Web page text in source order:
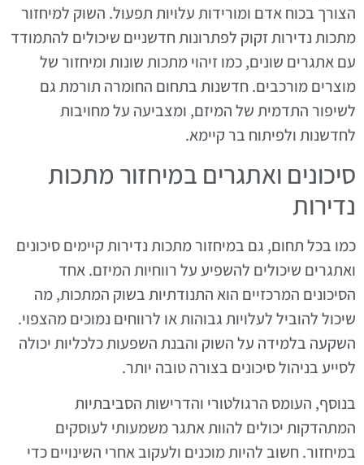
הצורך בכוח אדם ומורידות עלויות תפעול. השוק למיחזור
מתכות נדירות זקוק לפתרונות חדשניים שיכולים להתמודד
עם אתגרים שונים, כמו זיהוי מתכות שונות ומיחזור של
מוצרים מורכבים. חדשנות בתחום החומרה תורמת גם
לשיפור התדמית של המיזם, ומצביעה על מחויבות
לחדשנות ולפיתוח בר קיימא.
סיכונים ואתגרים במיחזור מתכות
נדירות
כמו בכל תחום, גם במיחזור מתכות נדירות קיימים סיכונים
ואתגרים שיכולים להשפיע על רווחיות המיזם. אחד
הסיכונים המרכזיים הוא התנודתיות בשוק המתכות, מה
שיכול להוביל לעלויות גבוהות או לרווחים נמוכים מהצפוי.
השקעה בלמידה על השוק והבנת השפעות כלכליות יכולה
לסייע בניהול סיכונים בצורה טובה יותר.
בנוסף, העומס הרגולטורי והדרישות הסביבתיות
המתהדקות יכולים להוות אתגר משמעותי לעוסקים
במיחזור. חשוב להיות מוכנים ולעקוב אחרי השינויים כדי